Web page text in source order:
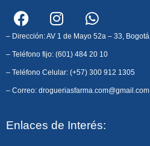
F
a
c
e
b
o
I
n
s
t
a
g
m
W
h
a
t
s
a
– Dirección: AV 1 de Mayo 52a – 33, Bogotá
– Teléfono fijo: (601) 484 20 10
– Teléfono Celular: (+57) 300 912 1305
– Correo: drogueriasfarma.com@gmail.com
Enlaces de Interés: